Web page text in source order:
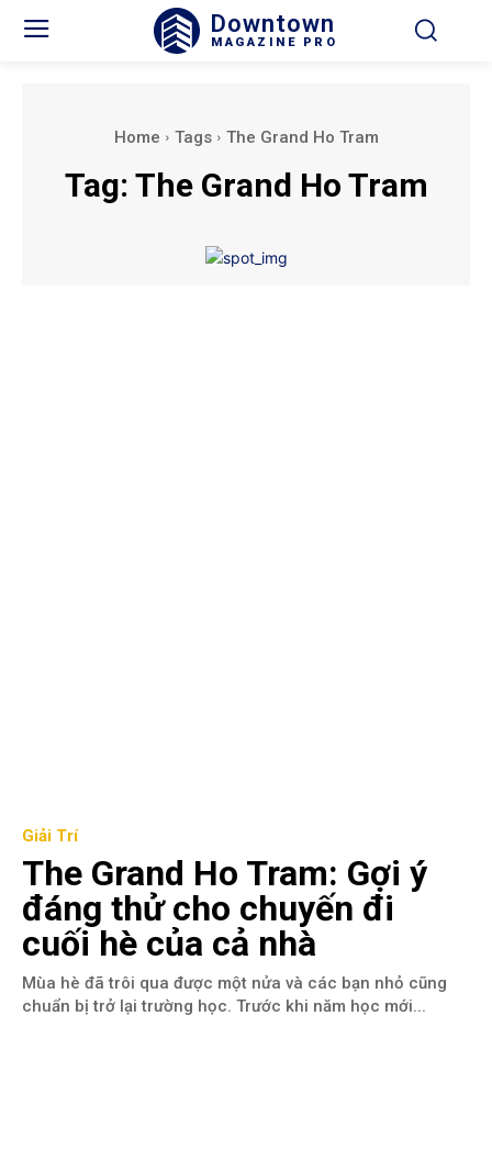
Downtown
MAGAZINE PRO
Home Tags The Grand Ho Tram
Tag: The Grand Ho Tram
Giải Trí
The Grand Ho Tram: Gợi ý
đáng thử cho chuyến đi
cuối hè của cả nhà
Mùa hè đã trôi qua được một nửa và các bạn nhỏ cũng
chuẩn bị trở lại trường học. Trước khi năm học mới...